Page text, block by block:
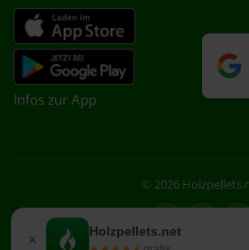
× Holzpellets.net
Infos zur App
© 2026
Facebook